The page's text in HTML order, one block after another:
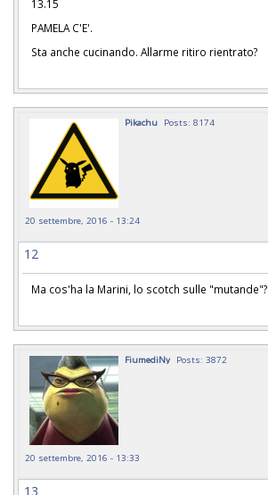
13.15
PAMELA C'E'.
Sta anche cucinando. Allarme ritiro rientrato?
Pikachu Posts: 8174
20 settembre, 2016 - 13:24
12
Ma cos'ha la Marini, lo scotch sulle "mutande"?
FiumediNy Posts: 3872
20 settembre, 2016 - 13:33
13